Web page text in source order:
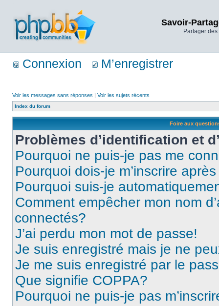
Savoir-
Partager
Connexion M’enregistrer
Voir les messages sans réponses | Voir les sujets récents
Index du forum
Foire aux
Problèmes d’identification et
Pourquoi ne puis-je pas me
Pourquoi dois-je m’inscrire
Pourquoi suis-je
Comment empêcher mon nom
connectés?
J’ai perdu mon mot de passe!
Je suis enregistré mais je ne
Je me suis enregistré par le
Que signifie COPPA?
Pourquoi ne puis-je pas